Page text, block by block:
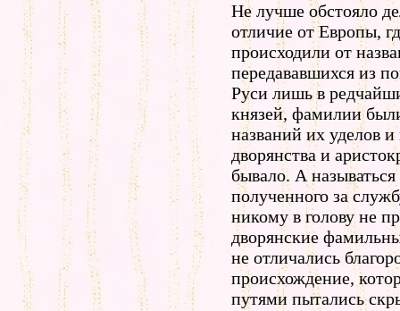
Не лучше обстояло
отличие от Европы,
происходили от
передававшихся из
Руси лишь в
князей, фамилии
названий их уделов
дворянства и
бывало. А
полученного за
никому в голову не
дворянские
не отличались
происхождение,
путями пытались